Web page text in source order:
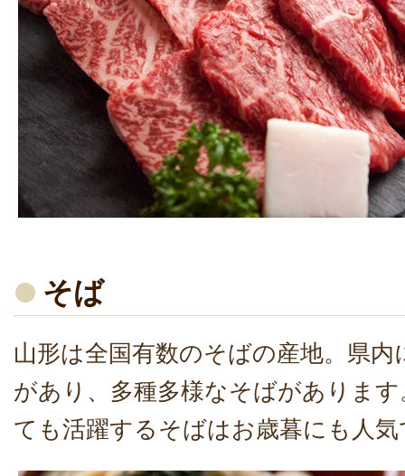
そば
山形は全国有数のそばの産地。県内
があり、多種多様なそばがありま
ても活躍するそばはお歳暮にも人気